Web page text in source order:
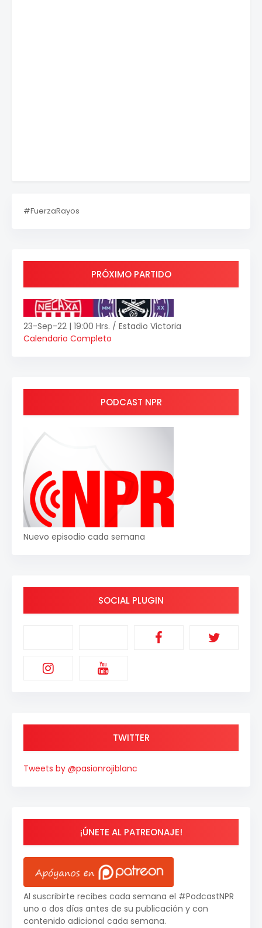
#FuerzaRayos
PRÓXIMO PARTIDO
23-Sep-22 | 19:00 Hrs. / Estadio Victoria
Calendario Completo
PODCAST NPR
Nuevo episodio cada semana
SOCIAL PLUGIN
TWITTER
Tweets by @pasionrojiblanc
¡ÚNETE AL PATREONAJE!
Al suscribirte recibes cada semana el #PodcastNPR
uno o dos días antes de su publicación y con
contenido adicional cada semana.